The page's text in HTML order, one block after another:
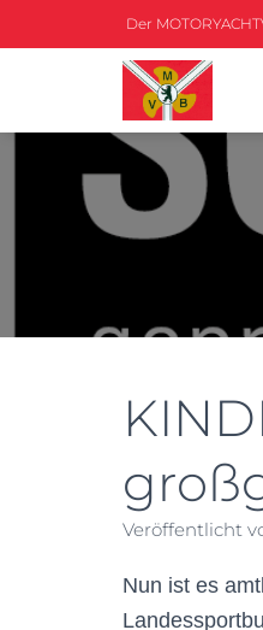
Der
Veröffentlicht
Nun ist es